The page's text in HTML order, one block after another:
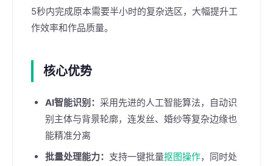
5秒内完成原本需要半小时的复杂选区，大幅提升工
作效率和作品质量。
核心优势
AI智能识别： 采用先进的人工智能算法，自动识
别主体与背景轮廓，连发丝、婚纱等复杂边缘也
能精准分离
批量处理能力： 支持一键批量抠图操作，同时处